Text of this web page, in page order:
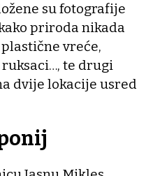
su fotografije
priroda nikada
vreće,
te drugi
dvije lokacije usred